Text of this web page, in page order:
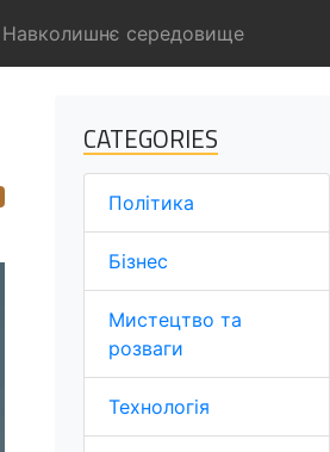
Навколишнє середовище
CATEGORIES
Політика
Бізнес
Мистецтво та
розваги
Технологія